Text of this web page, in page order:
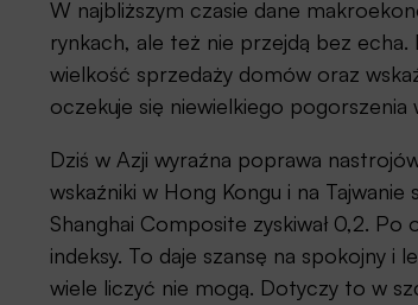
W najbliższym czasie dane
rynkach, ale też nie przejdą bez
wielkość sprzedaży domów oraz
oczekuje się niewielkiego
Dziś w Azji wyraźna poprawa
wskaźniki w Hong Kongu i na
Shanghai Composite zyskiwał 0,2.
indeksy. To daje szansę na spokojny
wiele liczyć nie mogą. Dotyczy to w